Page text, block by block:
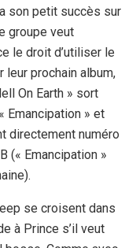
son petit succès sur
groupe veut
le droit d’utiliser le
prochain album,
On Earth » sort
Emancipation » et
directement numéro
(« Emancipation »
se croisent dans
à Prince s’il veut